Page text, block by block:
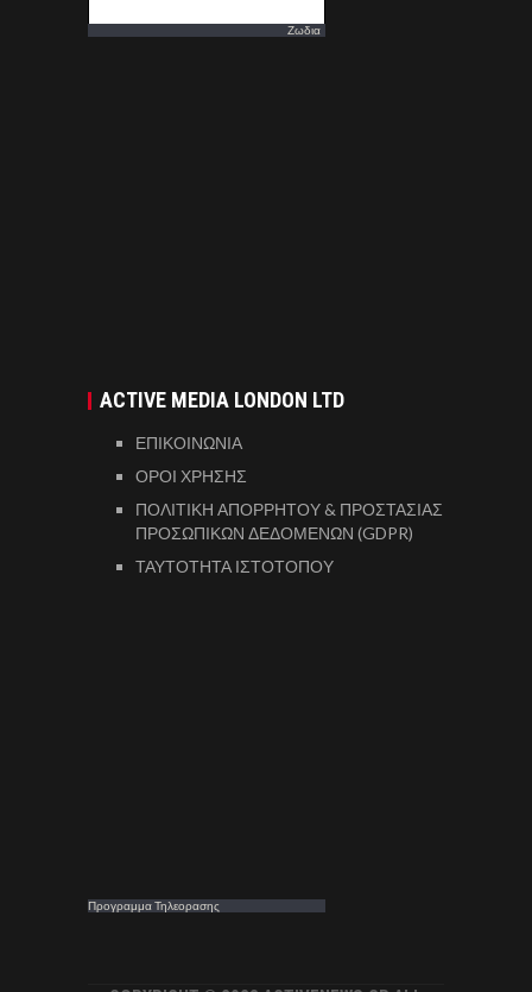
Ζωδια
ACTIVE MEDIA LONDON LTD
ΕΠΙΚΟΙΝΩΝΙΑ
ΟΡΟΙ ΧΡΗΣΗΣ
ΠΟΛΙΤΙΚΗ ΑΠΟΡΡΗΤΟΥ & ΠΡΟΣΤΑΣΙΑΣ
ΠΡΟΣΩΠΙΚΩΝ ΔΕΔΟΜΕΝΩΝ (GDPR)
ΤΑΥΤΟΤΗΤΑ ΙΣΤΟΤΟΠΟΥ
Προγραμμα Τηλεορασης